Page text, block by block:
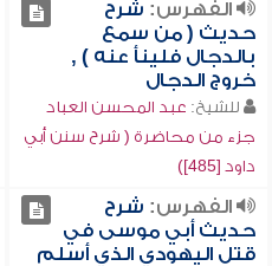
الفهرس: شرح
حديث ( من سمع
بالدجال فلينأ عنه ) ,
خروج الدجال
للشيخ: عبد المحسن العباد
جزء من محاضرة ( شرح سنن أبي
داود [485])
الفهرس: شرح
حديث أبي موسى في
قتل اليهودي الذي أسلم